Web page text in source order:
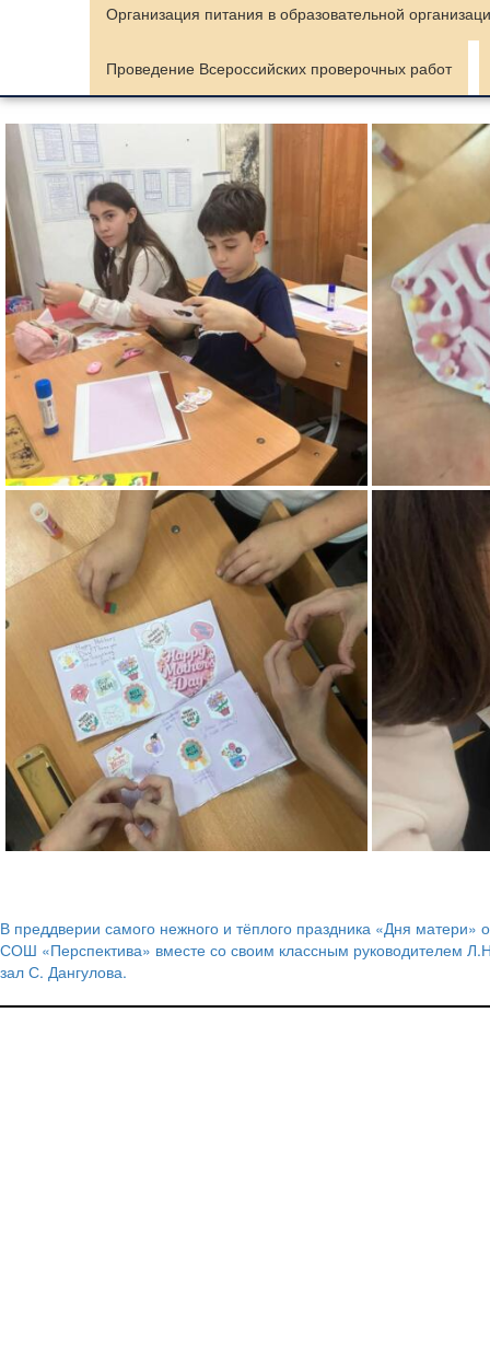
Организация питания в образовательной
Проведение Всероссийских проверочных работ
Навигация
по
записям
В преддверии самого нежного и тёплого праздника «Дня
СОШ «Перспектива» вместе со своим классным руководителем
зал С. Дангулова.